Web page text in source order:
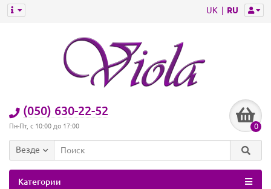
UK RU
(050) 630-22-52
Пн-Пт, с 10:00 до 17:00 0
Везде
Категории